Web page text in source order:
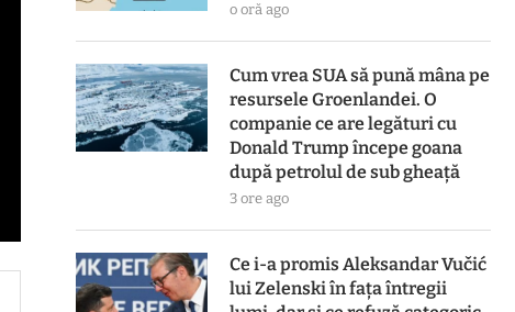
o oră ago
Cum vrea SUA să pună mâna pe
resursele Groenlandei. O
companie ce are legături cu
Donald Trump începe goana
după petrolul de sub gheață
3 ore ago
Ce i-a promis Aleksandar Vučić
lui Zelenski în fața întregii